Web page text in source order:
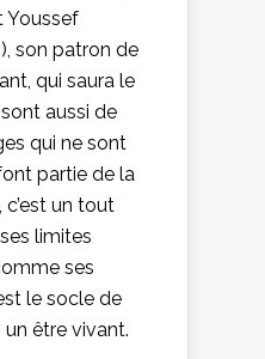
Youssef
son patron de
qui saura le
aussi de
qui ne sont
partie de la
un tout
limites
ses
le socle de
un être vivant.